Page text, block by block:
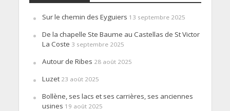
Sur le chemin des Eyguiers 13 septembre 2025
De la chapelle Ste Baume au Castellas de St Victor
La Coste 3 septembre 2025
Autour de Ribes 28 août 2025
Luzet 23 août 2025
Bollène, ses lacs et ses carrières, ses anciennes
usines 19 août 2025